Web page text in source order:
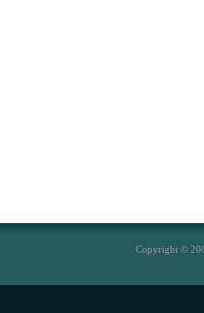
Copyright ©